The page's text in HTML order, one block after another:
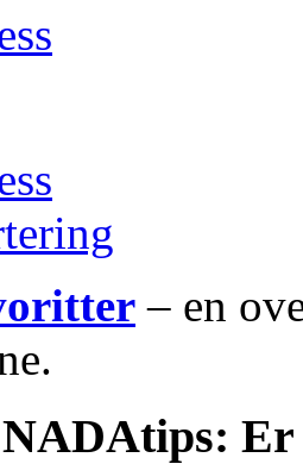
– en
Er